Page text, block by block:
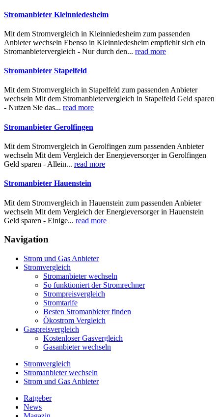
Stromanbieter Kleinniedesheim
Mit dem Stromvergleich in Kleinniedesheim zum passenden
Anbieter wechseln Ebenso in Kleinniedesheim empfiehlt sich ein
Stromanbietervergleich - Nur durch den... read more
Stromanbieter Stapelfeld
Mit dem Stromvergleich in Stapelfeld zum passenden Anbieter
wechseln Mit dem Stromanbietervergleich in Stapelfeld Geld sparen
- Nutzen Sie das... read more
Stromanbieter Gerolfingen
Mit dem Stromvergleich in Gerolfingen zum passenden Anbieter
wechseln Mit dem Vergleich der Energieversorger in Gerolfingen
Geld sparen - Allein... read more
Stromanbieter Hauenstein
Mit dem Stromvergleich in Hauenstein zum passenden Anbieter
wechseln Mit dem Vergleich der Energieversorger in Hauenstein
Geld sparen - Einige... read more
Navigation
Strom und Gas Anbieter
Stromvergleich
Stromanbieter wechseln
So funktioniert der Stromrechner
Strompreisvergleich
Stromtarife
Besten Stromanbieter finden
Ökostrom Vergleich
Gaspreisvergleich
Kostenloser Gasvergleich
Gasanbieter wechseln
Stromvergleich
Stromanbieter wechseln
Strom und Gas Anbieter
Ratgeber
News